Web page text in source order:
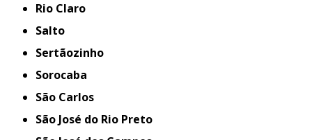
Rio Claro
Salto
Sertãozinho
Sorocaba
São Carlos
São José do Rio Preto